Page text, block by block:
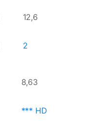
12,6
2
8,63
*** HD